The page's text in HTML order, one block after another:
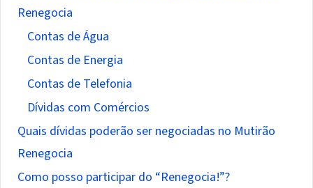
Renegocia
Contas de Água
Contas de Energia
Contas de Telefonia
Dívidas com Comércios
Quais dívidas poderão ser negociadas no Mutirão
Renegocia
Como posso participar do “Renegocia!”?